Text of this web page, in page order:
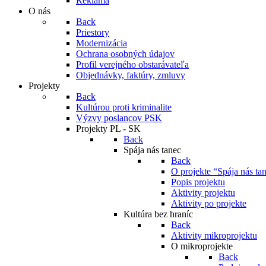
O nás
Back
Priestory
Modernizácia
Ochrana osobných údajov
Profil verejného obstarávateľa
Objednávky, faktúry, zmluvy
Projekty
Back
Kultúrou proti kriminalite
Výzvy poslancov PSK
Projekty PL - SK
Back
Spája nás tanec
Back
O projekte “Spája nás
Popis projektu
Aktivity projektu
Aktivity po projekte
Kultúra bez hraníc
Back
Aktivity mikroprojektu
O mikroprojekte
Back